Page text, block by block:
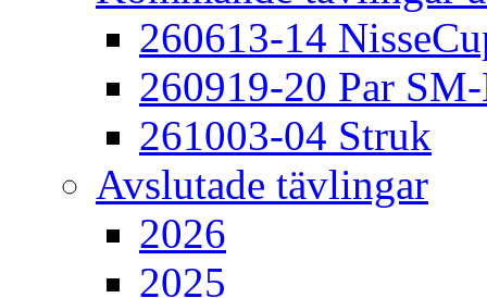
260613-14
260919-20 Par
261003-04 Struk
Avslutade tävlingar
2026
2025